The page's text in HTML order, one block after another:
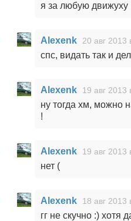
я за любую
Alexenk 20 авг 2013
спс, видать так и
Alexenk 19 авг 2013
ну тогда хм, можно
!
Alexenk 19 авг 2013
нет (
Alexenk 18 авг 2013
гг не скучно :) хотя